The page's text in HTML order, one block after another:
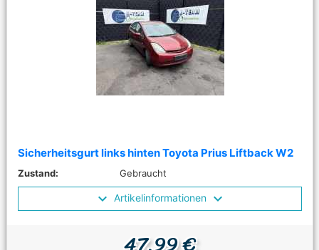
Sicherheitsgurt links hinten Toyota Prius Liftback W2
Zustand: Gebraucht
Artikelinformationen